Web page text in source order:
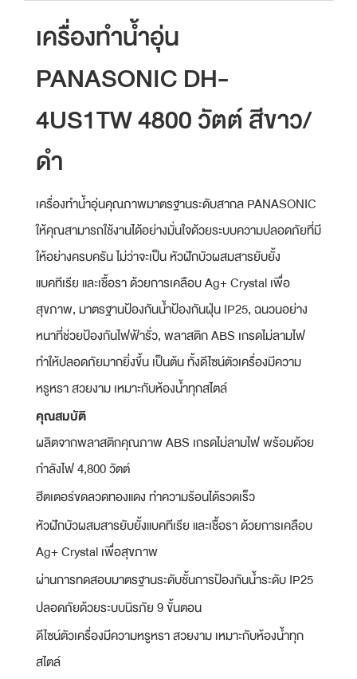
เครื่องทำน้ำอุ่น
PANASONIC DH-
4US1TW 4800 วัตต์ สีขาว/
ดำ
เครื่องทำน้ำอุ่นคุณภาพมาตรฐานระดับสากล PANASONIC
ให้คุณสามารถใช้งานได้อย่างมั่นใจด้วยระบบความปลอดภัยที่มี
ให้อย่างครบครัน ไม่ว่าจะเป็น หัวฝักบัวผสมสารยับยั้ง
แบคทีเรีย และเชื้อรา ด้วยการเคลือบ Ag+ Crystal เพื่อ
สุขภาพ, มาตรฐานป้องกันน้ำป้องกันฝุ่น IP25, ฉนวนอย่าง
หนาที่ช่วยป้องกันไฟฟ้ารั่ว, พลาสติก ABS เกรดไม่ลามไฟ
ทำให้ปลอดภัยมากยิ่งขึ้น เป็นต้น ทั้งดีไซน์ตัวเครื่องมีความ
หรูหรา สวยงาม เหมาะกับห้องน้ำทุกสไตล์
คุณสมบัติ
ผลิตจากพลาสติกคุณภาพ ABS เกรดไม่ลามไฟ พร้อมด้วย
กำลังไฟ 4,800 วัตต์
ฮีตเตอร์ขดลวดทองแดง ทำความร้อนได้รวดเร็ว
หัวฝักบัวผสมสารยับยั้งแบคทีเรีย และเชื้อรา ด้วยการเคลือบ
Ag+ Crystal เพื่อสุขภาพ
ผ่านการทดสอบมาตรฐานระดับชั้นการป้องกันน้ำระดับ IP25
ปลอดภัยด้วยระบบนิรภัย 9 ขั้นตอน
ดีไซน์ตัวเครื่องมีความหรูหรา สวยงาม เหมาะกับห้องน้ำทุก
สไตล์